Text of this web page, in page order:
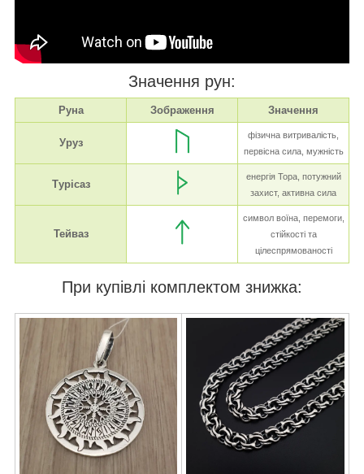
Значення рун:
Руна Зображення Значення
Уруз
фізична витривалість,
первісна сила, мужність
Турісаз
енергія Тора, потужний
захист, активна сила
Тейваз
символ воїна, перемоги,
стійкості та
цілеспрямованості
При купівлі комплектом знижка: